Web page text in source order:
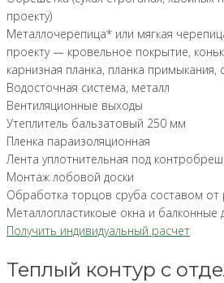
проекту)
Металлочерепица* или мягкая
проекту — кровельное покрытие,
карнизная планка, планка примыкания,
Водосточная система, металл
Вентиляционные выходы
Утеплитель бальзатовый 250 мм
Пленка параизоляционная
Лента уплотнительная под
Монтаж лобовой доски
Обработка торцов сруба составом от
Металлопластикоые окна и балконные
Получить индивидуальный расчет
Теплый контур с